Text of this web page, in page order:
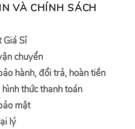
VÀ CHÍNH SÁCH
Giá Sỉ
chuyển
hành, đổi trả, hoàn tiền
thức thanh toán
mật
lý